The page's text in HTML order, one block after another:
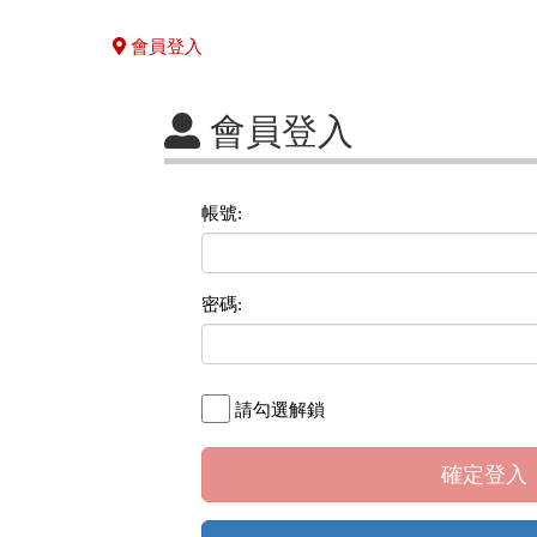
會員登入
會員登入
帳號:
密碼:
請勾選解鎖
確定登入